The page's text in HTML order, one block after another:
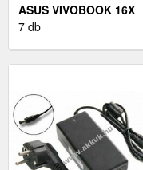
ASUS VIVOBOOK 16X
K3605ZV LAPTOP AKKU
7 db